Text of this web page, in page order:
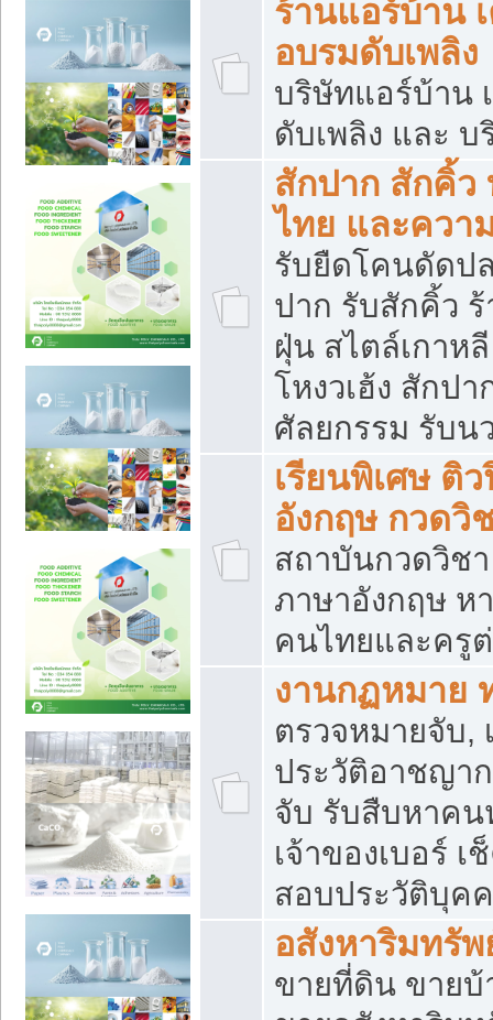
ร้านแอร์บ้าน
อบรมดับเพลิง
บริษัทแอร์บ้าน
ดับเพลิง และ
สักปาก สักคิ้
ไทย และควา
รับยืดโคนดัดป
ปาก รับสักคิ้ว
ฝุ่น สไตล์เกาห
โหงวเฮ้ง สักป
ศัลยกรรม รับน
เรียนพิเศษ ติ
อังกฤษ กวดวิ
สถาบันกวดวิช
ภาษาอังกฤษ ห
คนไทยและครู
งานกฏหมาย
ตรวจหมายจับ,
ประวัติอาชญา
จับ รับสืบหาคน
เจ้าของเบอร์
สอบประวัติบุค
อสังหาริมทรัพ
ขายที่ดิน ขายบ้